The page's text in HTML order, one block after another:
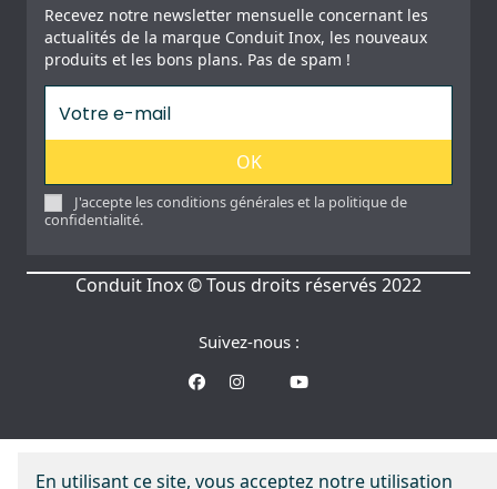
Recevez notre newsletter mensuelle concernant les
actualités de la marque Conduit Inox, les nouveaux
produits et les bons plans. Pas de spam !
OK
J'accepte les conditions générales et la politique de
confidentialité.
Conduit Inox © Tous droits réservés 2022
Suivez-nous :
En utilisant ce site, vous acceptez notre utilisation